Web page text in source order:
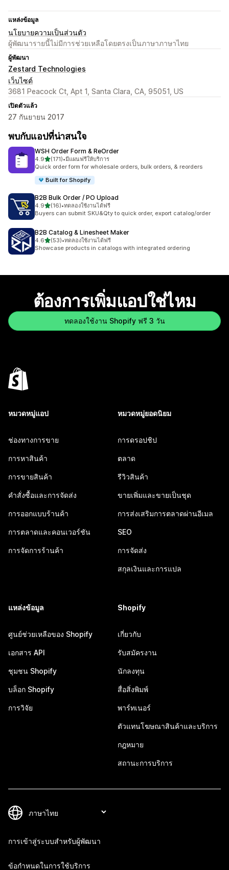
แหล่งข้อมูล
นโยบายความเป็นส่วนตัว
ผู้พัฒนารายนี้ไม่มีการช่วยเหลือโดยตรงเป็นภาษาภาษาไทย
ผู้พัฒนา
Zestard Technologies
เว็บไซต์
3681 Peacock Ct, Apt 1, Santa Clara, CA, 95051, US
เปิดตัวแล้ว
27 กันยายน 2017
พบกับแอปที่น่าสนใจ
WSH Order Form & ReOrder
4.9เต็ม 5 ดาว
(171)
ทั้งหมด 171 รีวิว
•มีแผนฟรีให้บริการ
Quick order form for wholesale orders, bulk orders, & reorders
Built for Shopify
B2B Bulk Order / PO Upload
4.9เต็ม 5 ดาว
(16)
ทั้งหมด 16 รีวิว
•ทดลองใช้งานได้ฟรี
Buyers can submit SKU&Qty to quick order, export catalog/order
B2B Catalog & Linesheet Maker
4.6เต็ม 5 ดาว
(53)
ทั้งหมด 53 รีวิว
•ทดลองใช้งานได้ฟรี
Showcase products in catalogs with integrated ordering
ต้องการเพิ่มแอปใช่ไหม
ทดลองใช้งาน Shopify ฟรี 3 วัน
หมวดหมู่แอป
ช่องทางการขาย
การหาสินค้า
การขายสินค้า
คำสั่งซื้อและการจัดส่ง
การออกแบบร้านค้า
การตลาดและคอนเวอร์ชัน
การจัดการร้านค้า
หมวดหมู่ยอดนิยม
การดรอปชิป
ตลาด
รีวิวสินค้า
ขายเพิ่มและขายเป็นชุด
การส่งเสริมการตลาดผ่านอีเมล
SEO
การจัดส่ง
สกุลเงินและการแปล
แหล่งข้อมูล
ศูนย์ช่วยเหลือของ Shopify
เอกสาร API
ชุมชน Shopify
บล็อก Shopify
การวิจัย
Shopify
เกี่ยวกับ
รับสมัครงาน
นักลงทุน
สื่อสิ่งพิมพ์
พาร์ทเนอร์
ตัวแทนโฆษณาสินค้าและบริการ
กฎหมาย
สถานะการบริการ
การเข้าสู่ระบบสำหรับผู้พัฒนา
ข้อกำหนดในการใช้บริการ